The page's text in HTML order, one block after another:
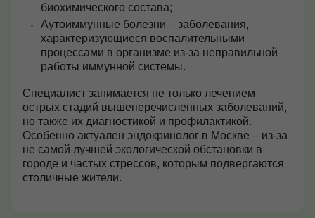
биохимического состава;
Аутоиммунные болезни – заболевания,
характеризующиеся воспалительными
процессами в организме из-за неправильной
работы иммунной системы.
Специалист занимается не только лечением
острых стадий вышеперечисленных заболеваний,
но также их диагностикой и профилактикой.
Особенно актуален эндокринолог в Москве – из-за
не самой лучшей экологической обстановки в
городе и частых стрессов, которым подвергаются
столичные жители.